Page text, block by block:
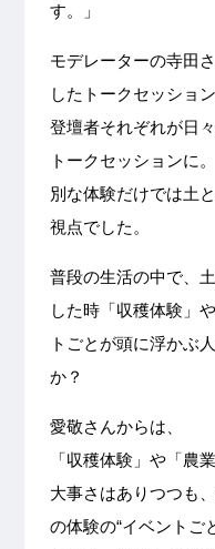
す。」
モデレーターの寺田
したトークセッショ
登壇者それぞれが日
トークセッションに
別な体験だけでは土
視点でした。
普段の生活の中で、
した時「収穫体験」
トごとが頭に浮かぶ
か？
愛敬さんからは、
「収穫体験」や「農
大事さはありつつも
の体験の“イベントご